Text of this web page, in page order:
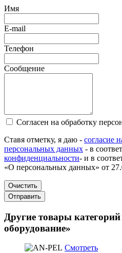
Имя
E-mail
Телефон
Сообщение
Согласен на обработку
Ставя отметку, я даю - согласие
персональных данных - в
конфиденциальности- и в
«О персональных данных» от
Очистить
Отправить
Другие товары категорий
оборудование»
Смотреть